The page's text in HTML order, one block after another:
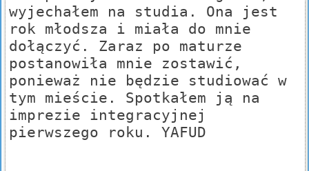
wyjechałem na studia. Ona jest
rok młodsza i miała do mnie
dołączyć. Zaraz po maturze
postanowiła mnie zostawić,
ponieważ nie będzie studiować w
tym mieście. Spotkałem ją na
imprezie integracyjnej
pierwszego roku. YAFUD